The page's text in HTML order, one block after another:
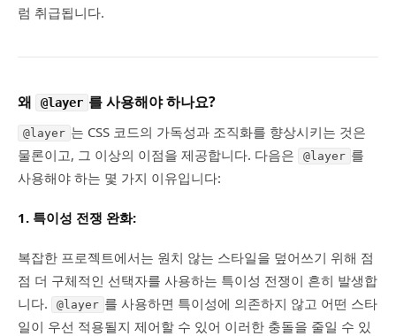
럼 취급됩니다.
왜 @layer 를 사용해야 하나요?
@layer 는 CSS 코드의 가독성과 조직화를 향상시키는 것은
물론이고, 그 이상의 이점을 제공합니다. 다음은
@layer 를
사용해야 하는 몇 가지 이유입니다:
1. 특이성 전쟁 완화:
복잡한 프로젝트에서는 원치 않는 스타일을 덮어쓰기 위해 점
점 더 구체적인 선택자를 사용하는 특이성 전쟁이 흔히 발생합
니다.
@layer 를 사용하면 특이성에 의존하지 않고 어떤 스타
일이 우선 적용될지 제어할 수 있어 이러한 충돌을 줄일 수 있